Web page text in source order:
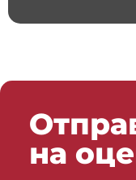
на